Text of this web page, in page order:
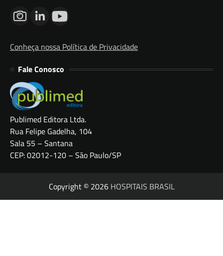
Conheça nossa Política de Privacidade
Fale Conosco
Publimed Editora Ltda.
Rua Felipe Gadelha, 104
Sala 55 – Santana
CEP: 02012-120 – São Paulo/SP
Copyright © 2026 HOSPITAIS BRASIL